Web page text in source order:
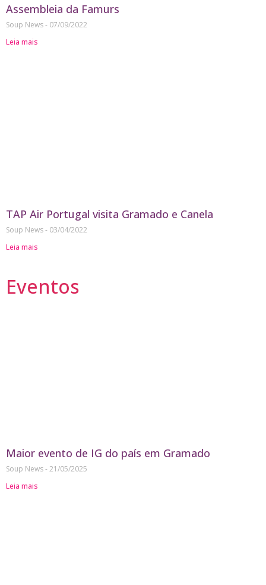
Assembleia da Famurs
Soup News
07/09/2022
Leia mais
TAP Air Portugal visita Gramado e Canela
Soup News
03/04/2022
Leia mais
Eventos
Maior evento de IG do país em Gramado
Soup News 21/05/2025
Leia mais